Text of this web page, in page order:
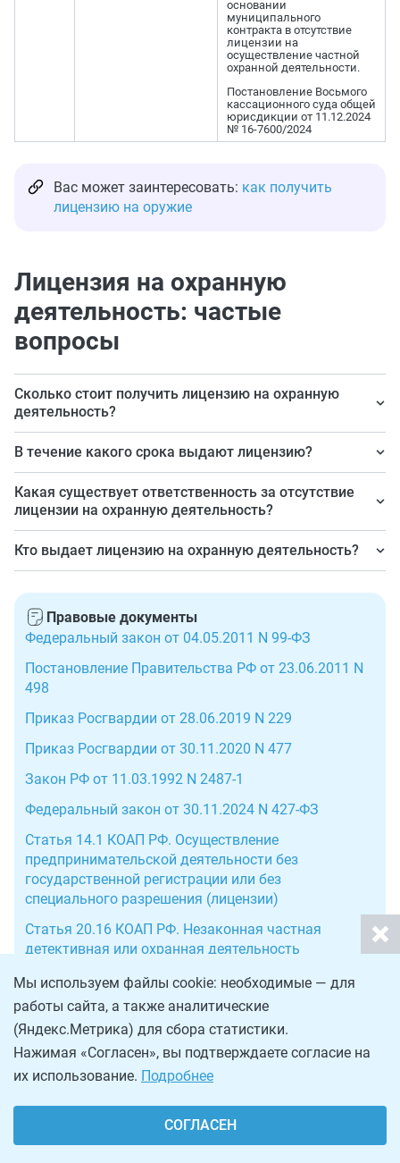
основании
муниципального
контракта в отсутствие
лицензии на
осуществление частной
охранной деятельности.
Постановление Восьмого
кассационного суда общей
юрисдикции от 11.12.2024
№ 16-7600/2024
Вас может заинтересовать: как получить
лицензию на оружие
Лицензия на охранную
деятельность: частые
вопросы
Сколько стоит получить лицензию на охранную
деятельность?
Госпошлина за выдачу лицензии составляет 15 000
В течение какого срока выдают лицензию?
Срок рассмотрения документов — 40 рабочих дней.
Какая существует ответственность за отсутствие
лицензии на охранную деятельность?
Квалификация возможна по статьям КоАП РФ —
Кто выдает лицензию на охранную деятельность?
Правовые документы
Федеральный закон от 04.05.2011 N 99-ФЗ
Постановление Правительства РФ от 23.06.2011 N
498
Приказ Росгвардии от 28.06.2019 N 229
Приказ Росгвардии от 30.11.2020 N 477
Закон РФ от 11.03.1992 N 2487-1
Федеральный закон от 30.11.2024 N 427-ФЗ
Статья 14.1 КОАП РФ. Осуществление
предпринимательской деятельности без
государственной регистрации или без
специального разрешения (лицензии)
Статья 20.16 КОАП РФ. Незаконная частная
детективная или охранная деятельность
Статья 171 УК РФ. Незаконное
предпринимательство
Лицензия на частную охранную
деятельность: проверьте знания
Короткий тест: 11 вопросов - проверьте и освежите
знания
Мы используем файлы cookie: необходимые — для
работы сайта, а также аналитические
(Яндекс.Метрика) для сбора статистики.
Нажимая «Согласен», вы подтверждаете согласие на
их использование. Подробнее
СОГЛАСЕН